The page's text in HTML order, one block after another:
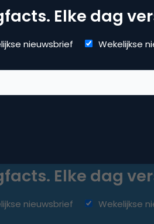
Elke dag
nieuwsbrief Wekelijkse
Elke dag
nieuwsbrief Wekelijkse